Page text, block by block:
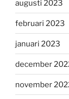
augusti 2023
februari 2023
januari 2023
december
november